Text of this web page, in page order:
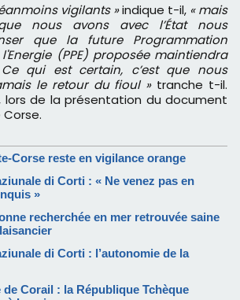
vigilants »indique t-il, « mais
nous avons avec l’État nous
que la future Programmation
(PPE) proposée maintiendra
qui est certain, c’est que nous
le retour du fioul » tranche t-il.
lors de la présentation du document
Corse.
Corse reste en vigilance orange
di Corti : « Ne venez pas en
»
recherchée en mer retrouvée saine
di Corti : l’autonomie de la
de Corail : la République Tchèque